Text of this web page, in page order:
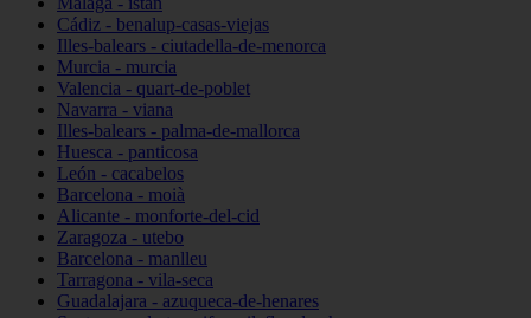
Cádiz - benalup-casas-viejas
Illes-balears - ciutadella-de-menorca
Murcia - murcia
Valencia - quart-de-poblet
Navarra - viana
Illes-balears - palma-de-mallorca
Huesca - panticosa
León - cacabelos
Barcelona - moià
Alicante - monforte-del-cid
Zaragoza - utebo
Barcelona - manlleu
Tarragona - vila-seca
Guadalajara - azuqueca-de-henares